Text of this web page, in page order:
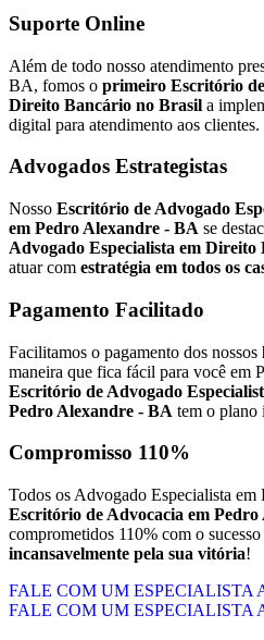
Suporte Online
Além de todo nosso atendimento
BA, fomos o primeiro Escritório
Direito Bancário no Brasil a
digital para atendimento aos clientes.
Advogados Estrategistas
Nosso Escritório de Advogado
em Pedro Alexandre - BA se
Advogado Especialista em
atuar com estratégia em todos os
Pagamento Facilitado
Facilitamos o pagamento dos nossos
maneira que fica fácil para você em
Escritório de Advogado
Pedro Alexandre - BA tem o plano
Compromisso 110%
Todos os Advogado Especialista
Escritório de Advocacia em Pedro
comprometidos 110% com o sucesso
incansavelmente pela sua vitória!
FALE COM UM ESPECIALISTA
FALE COM UM ESPECIALISTA